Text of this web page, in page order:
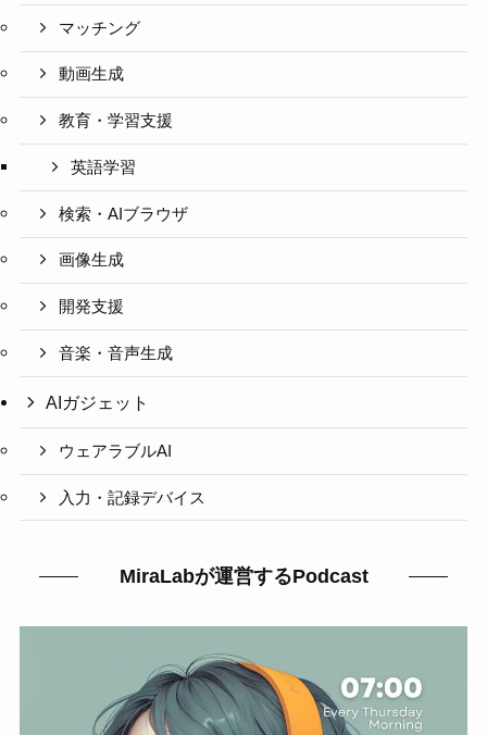
マッチング
動画生成
教育・学習支援
英語学習
検索・AIブラウザ
画像生成
開発支援
音楽・音声生成
AIガジェット
ウェアラブルAI
入力・記録デバイス
MiraLabが運営するPodcast